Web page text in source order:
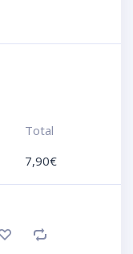
Total
7,90€